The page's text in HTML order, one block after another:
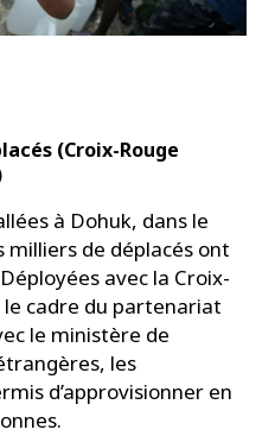
(Croix-Rouge
à Dohuk, dans le
milliers de déplacés ont
avec la Croix-
cadre du partenariat
le ministère de
les
d’approvisionner en